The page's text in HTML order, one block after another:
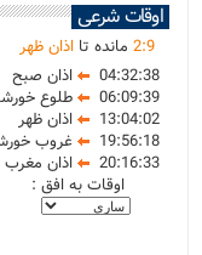
اوقات شرعی
2:9 مانده تا اذان ظهر
04:32:38
اذان صبح
06:09:39
طلوع
13:04:02
اذان ظهر
19:56:18
غروب
20:16:33
اذان مغرب
اوقات به افق :